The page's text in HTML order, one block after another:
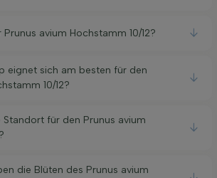
avium Hochstamm 10/12?
eignet sich am besten für den
10/12?
Standort für den Prunus avium
die Blüten des Prunus avium